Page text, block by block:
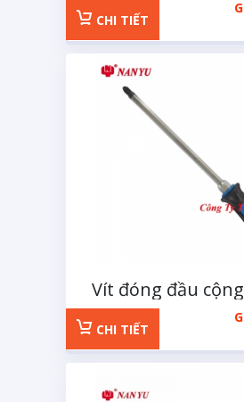
CHI TIẾT
Vít đóng đầu
dài 250mm
CHI TIẾT